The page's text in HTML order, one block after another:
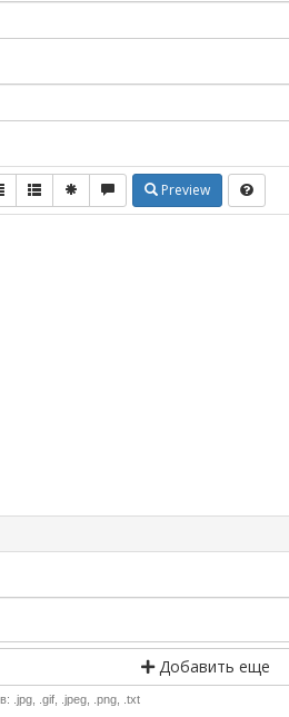
Preview
Добавить еще
.jpg, .gif, .jpeg, .png, .txt